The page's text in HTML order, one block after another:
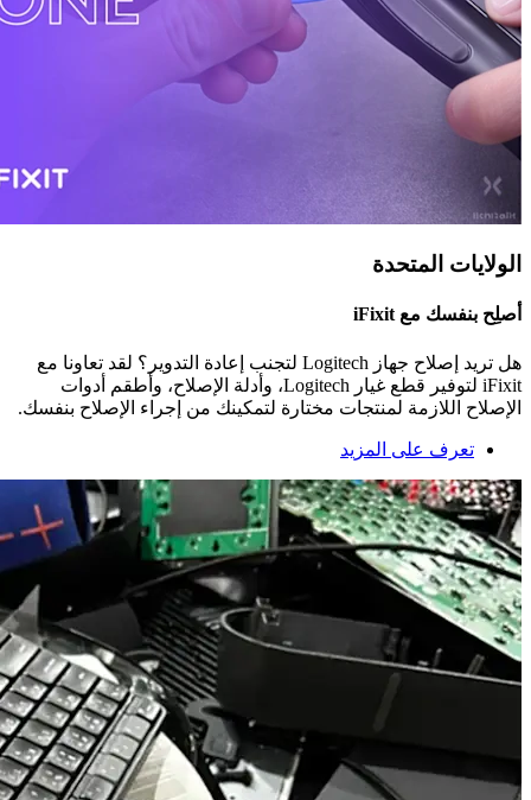
الولايات المتحدة
أصلِح بنفسك مع ‎iFixit
هل تريد إصلاح جهاز ‎Logitech لتجنب إعادة التدوير؟ لقد تعاونا مع
‎iFixit لتوفير قطع غيار ‎Logitech، وأدلة الإصلاح، وأطقم أدوات
الإصلاح اللازمة لمنتجات مختارة لتمكينك من إجراء الإصلاح بنفسك.
تعرف على المزيد